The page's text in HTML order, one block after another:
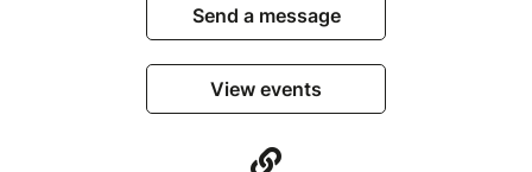
Send a message
View events